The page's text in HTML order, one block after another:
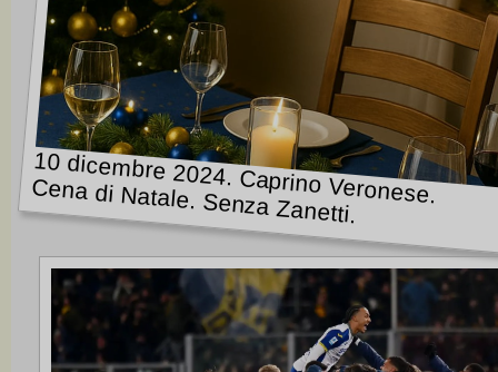
10 dicembre 2024. Caprino Veronese.
Cena di Natale. Senza Zanetti.